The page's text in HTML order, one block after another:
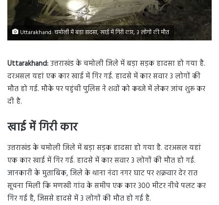
Uttarakhand: चमोली में बड़ा हादसा, खाई में गिरी कार, 3 लोगों की मौत
Uttarakhand:उत्तराखंड के चमोली जिले में बड़ा सड़क हादसा हो गया है.
दरअसल यहां एक कार खाई में गिर गई. हादसे में कार सवार 3 लोगों की
मौत हो गई. मौके पर पहुंची पुलिस ने शवों को कब्जे में लेकर जांच शुरू कर
दी है.
खाई में गिरी कार
उत्तराखंड के चमोली जिले में बड़ा सड़क हादसा हो गया है. दरअसल यहां
एक कार खाई में गिर गई. हादसे में कार सवार 3 लोगों की मौत हो गई.
जानकारी के मुताबिक, जिले के थाना नंदा नगर घाट पर शक्रवार देर रात
सूचना मिली कि मणखी गांव के समीप एक कार 300 मीटर नीचे पलट कर
गिर गई है, जिससे हादसे में 3 लोगों की मौत हो गई है.